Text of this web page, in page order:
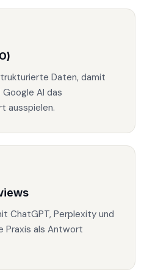
Daten, damit
AI das
ausspielen.
ChatGPT, Perplexity und
Praxis als Antwort